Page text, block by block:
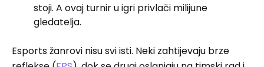
stoji. A ovaj turnir u igri privlači milijune
gledatelja.
Esports žanrovi nisu svi isti. Neki zahtijevaju brze